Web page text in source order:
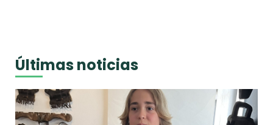
Últimas noticias